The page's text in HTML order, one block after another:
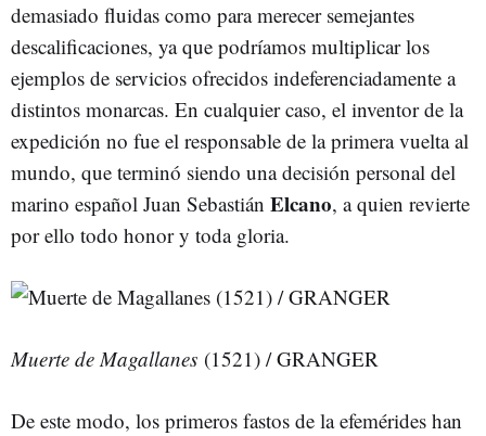
demasiado fluidas como para merecer semejantes
descalificaciones, ya que podríamos multiplicar los
ejemplos de servicios ofrecidos indeferenciadamente a
distintos monarcas. En cualquier caso, el inventor de la
expedición no fue el responsable de la primera vuelta al
mundo, que terminó siendo una decisión personal del
marino español Juan Sebastián Elcano, a quien revierte
por ello todo honor y toda gloria.
Muerte de Magallanes (1521) / GRANGER
De este modo, los primeros fastos de la efemérides han